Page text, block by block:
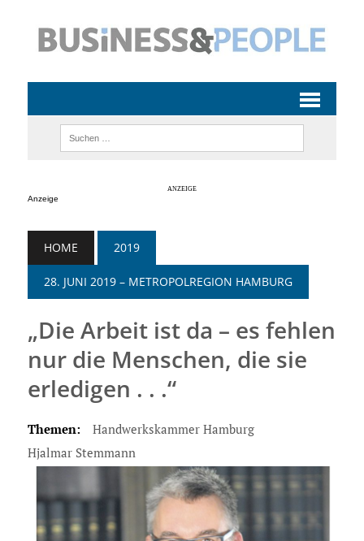
Anzeige
HOME 2019
28. JUNI 2019 – METROPOLREGION HAMBURG
„Die Arbeit ist da – es fehlen
nur die Menschen, die sie
erledigen . . .“
Themen:
Handwerkskammer Hamburg
Hjalmar Stemmann